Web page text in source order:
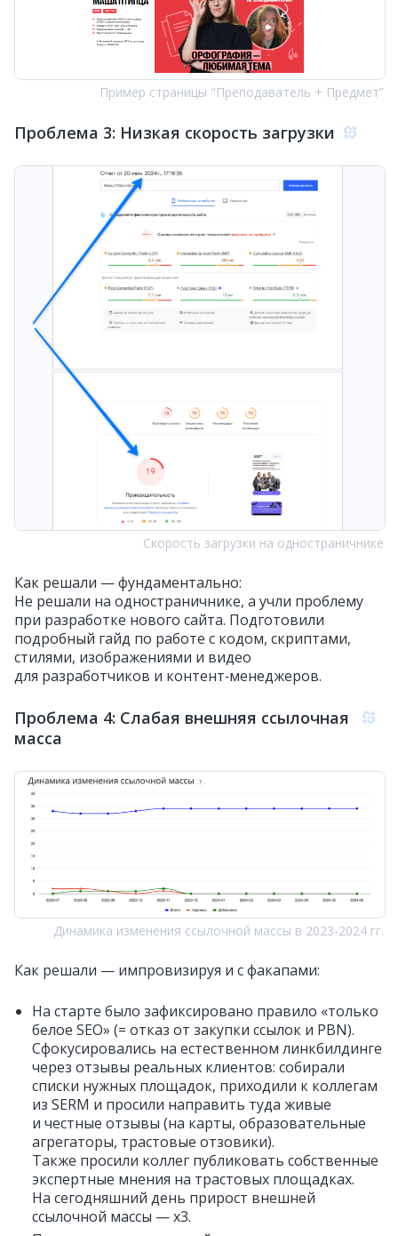
Пример страницы "Преподаватель + Предмет”
Проблема 3: Низкая скорость загрузки
Скорость загрузки на одностраничнике
Как решали — фундаментально:
Не решали на одностраничнике, а учли проблему
при разработке нового сайта. Подготовили
подробный гайд по работе с кодом, скриптами,
стилями, изображениями и видео
для разработчиков и контент‑менеджеров.
Проблема 4: Слабая внешняя ссылочная
масса
Динамика изменения ссылочной массы в 2023‑2024 гг.
Как решали — импровизируя и с факапами:
На старте было зафиксировано правило «только
белое SEO» (= отказ от закупки ссылок и PBN).
Сфокусировались на естественном линкбилдинге
через отзывы реальных клиентов: собирали
списки нужных площадок, приходили к коллегам
из SERM и просили направить туда живые
и честные отзывы (на карты, образовательные
агрегаторы, трастовые отзовики).
Также просили коллег публиковать собственные
экспертные мнения на трастовых площадках.
На сегодняшний день прирост внешней
ссылочной массы — х3.